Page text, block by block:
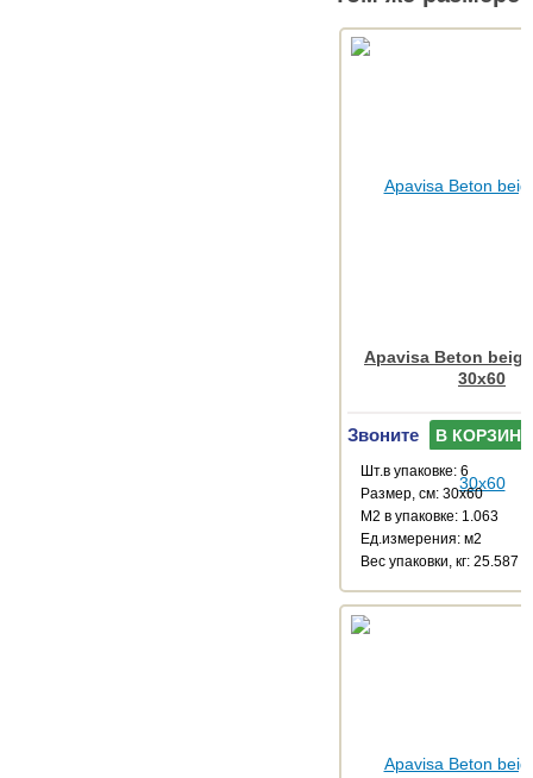
Apavisa Beton
30x60
Звоните В КОРЗИНУ
Шт.в упаковке: 6
Размер, см: 30x60
М2 в упаковке: 1.063
Ед.измерения: м2
Веc упаковки, кг: 25.587